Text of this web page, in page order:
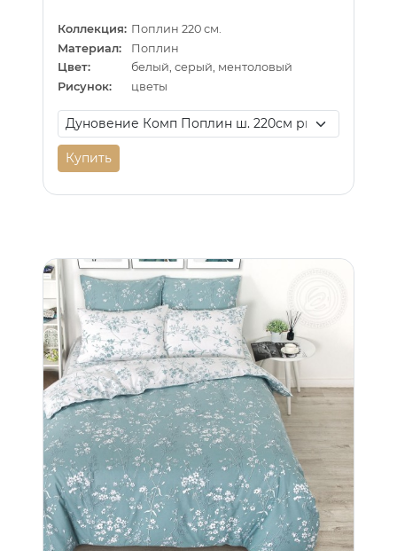
Коллекция: Поплин 220 см.
Материал:
Поплин
Цвет:
белый, серый, ментоловый
Рисунок:
цветы
Купить